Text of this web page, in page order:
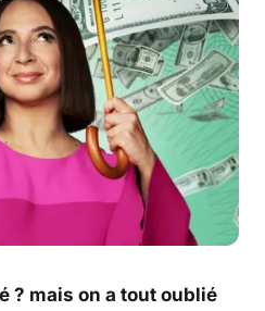
? mais on a tout oublié